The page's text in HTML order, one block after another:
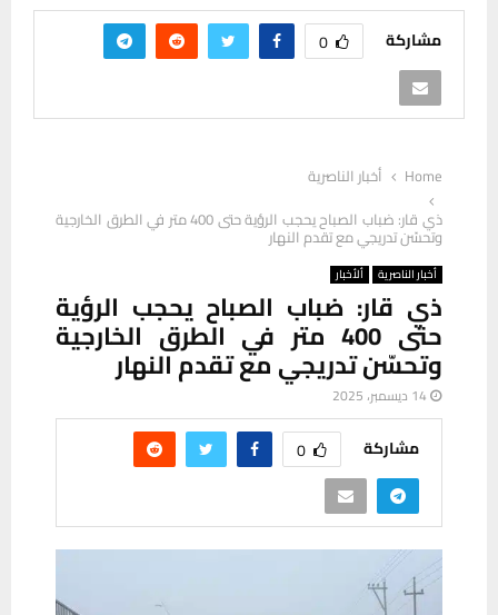
مشاركة 0
Home
أخبار الناصرية
ذي قار: ضباب الصباح يحجب الرؤية حتى 400 متر في الطرق الخارجية
وتحسّن تدريجي مع تقدم النهار
أخبار الناصرية ألأخبار
ذي قار: ضباب الصباح يحجب الرؤية
حتى 400 متر في الطرق الخارجية
وتحسّن تدريجي مع تقدم النهار
14 ديسمبر، 2025
مشاركة 0